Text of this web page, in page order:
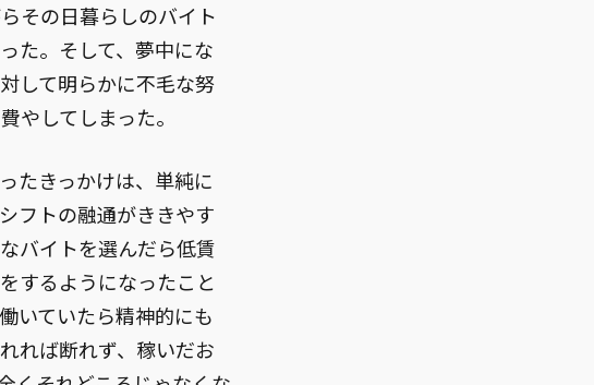
その日暮らしのバイト
た。そして、夢中にな
して明らかに不毛な努
やしてしまった。
たきっかけは、単純に
フトの融通がききやす
バイトを選んだら低賃
するようになったこと
いていたら精神的にも
れば断れず、稼いだお